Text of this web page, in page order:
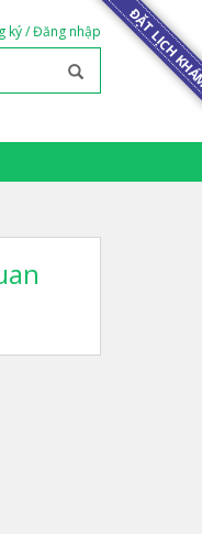
ký / Đăng nhập ĐẶT LỊCH